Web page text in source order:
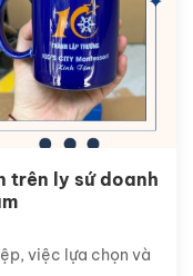
trên ly sứ doanh
việc lựa chọn và